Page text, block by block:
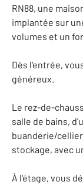
RN88, une
implantée sur
volumes et un
Dès l'entrée,
généreux.
Le rez-de-
salle de bains,
buanderie/
stockage, avec
À l'étage, vous